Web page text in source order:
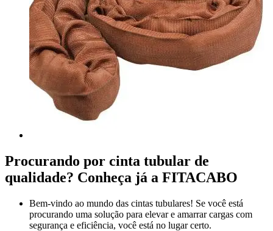
Procurando por cinta tubular de
qualidade? Conheça já a FITACABO
Bem-vindo ao mundo das cintas tubulares! Se você está
procurando uma solução para elevar e amarrar cargas com
segurança e eficiência, você está no lugar certo.